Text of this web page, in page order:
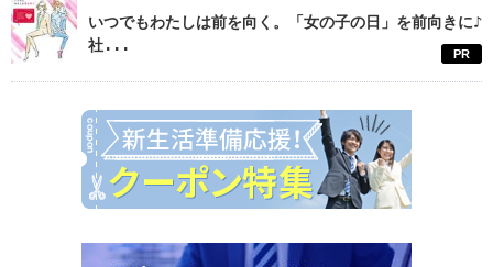
いつでもわたしは前を向く。「女の子の日」を前向きに♪
社...
PR